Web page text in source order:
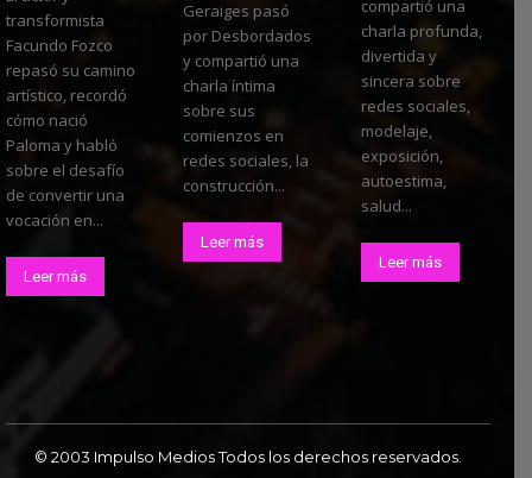
transformista
Facundo Fozco
repasó su camino
artístico, recordó
cómo nació
Paloma y habló
sobre el desafío
de convertir una
vocación en...
Leer más
Geraiges pasó
por Desbordados
y compartió una
charla íntima
sobre sus
comienzos en
redes sociales, la
construcción...
Leer más
compartió una
charla profunda,
divertida y
sincera sobre
redes sociales,
modelaje,
exposición,
autoestima,
salud...
Leer más
© 2003 Impulso Medios Todos los derechos reservados.